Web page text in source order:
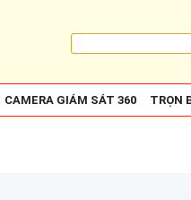
CAMERA GIÁM SÁT 360 TRỌN